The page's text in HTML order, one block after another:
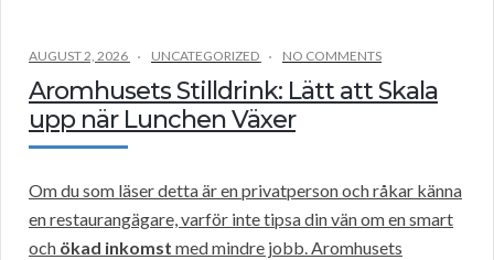
AUGUST 2, 2026 UNCATEGORIZED NO COMMENTS
Aromhusets Stilldrink: Lätt att Skala
upp när Lunchen Växer
Om du som läser detta är en privatperson och råkar känna
en restaurangägare, varför inte tipsa din vän om en smart
och ökad inkomst med mindre jobb. Aromhusets